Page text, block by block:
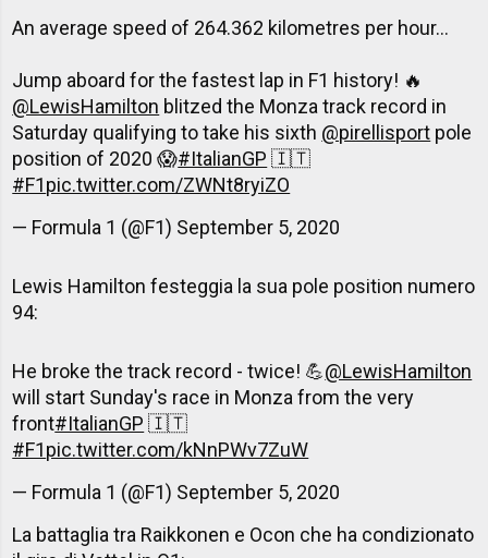
An average speed of 264.362 kilometres per hour...
Jump aboard for the fastest lap in F1 history! 🔥
@LewisHamilton blitzed the Monza track record in
Saturday qualifying to take his sixth @pirellisport pole
position of 2020 😱#ItalianGP 🇮🇹
#F1pic.twitter.com/ZWNt8ryiZO
— Formula 1 (@F1) September 5, 2020
Lewis Hamilton festeggia la sua pole position numero
94:
He broke the track record - twice! 💪@LewisHamilton
will start Sunday's race in Monza from the very
front#ItalianGP 🇮🇹
#F1pic.twitter.com/kNnPWv7ZuW
— Formula 1 (@F1) September 5, 2020
La battaglia tra Raikkonen e Ocon che ha condizionato